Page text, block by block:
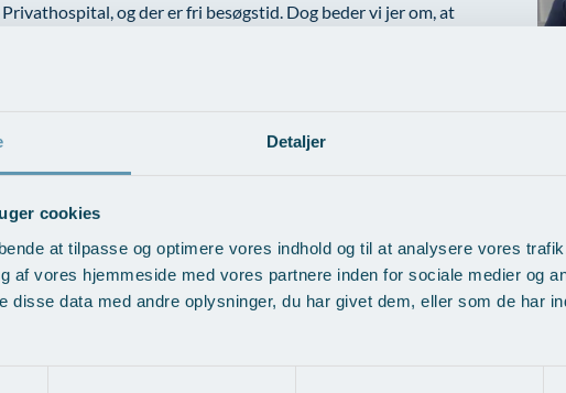
Detaljer
cookies
at tilpasse og optimere vores indhold og til at analysere vores
af vores hjemmeside med vores partnere inden for sociale medier og
disse data med andre oplysninger, du har givet dem, eller som de har
og der er fri besøgstid. Dog beder vi jer om, at
og hospitalets arbejdsgange.
– for at sikre et sundt og behagelig ophold for alle